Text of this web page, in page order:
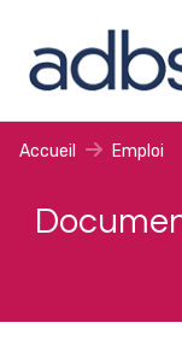
Accueil Emploi